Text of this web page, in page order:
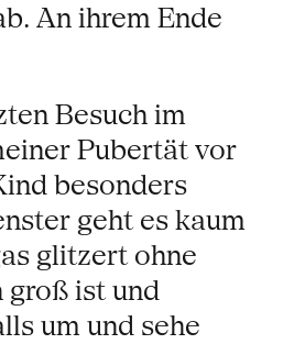
An ihrem Ende
Besuch im
Pubertät vor
besonders
geht es kaum
glitzert ohne
groß ist und
um und sehe